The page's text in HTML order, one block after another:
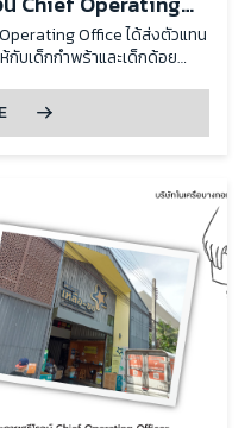
นังสือและอุปกรณ์
ะเด็กด้อยโอกาส
บเด็กกำพร้าและเด็กด้อย